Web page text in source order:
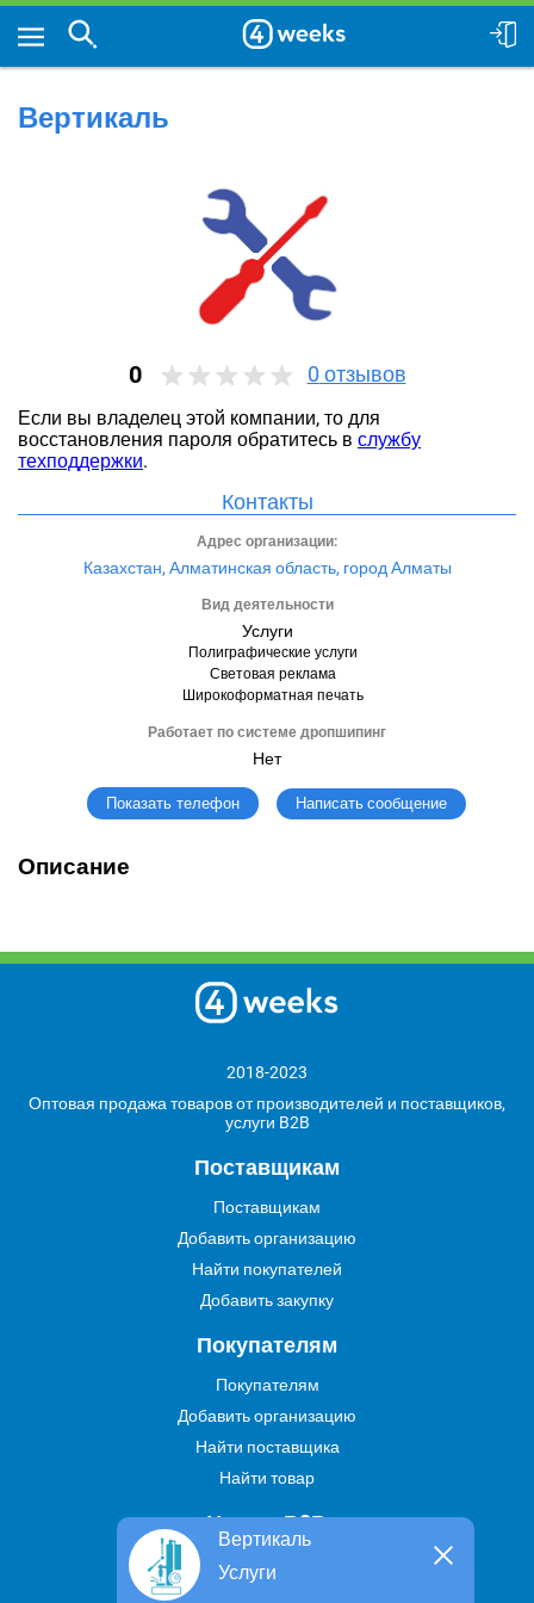
Вертикаль
0 0 отзывов
Если вы владелец этой компании, то для
восстановления пароля обратитесь в службу
техподдержки.
Контакты
Адрес организации:
Казахстан, Алматинская область, город Алматы
Вид деятельности
Услуги
Полиграфические услуги
Световая реклама
Широкоформатная печать
Работает по системе дропшипинг
Нет
Показать телефон Написать сообщение
Описание
Вертикаль
Услуги
2018-2023
Оптовая продажа товаров от производителей и поставщиков,
услуги B2B
Поставщикам
Поставщикам
Добавить организацию
Найти покупателей
Добавить закупку
Покупателям
Покупателям
Добавить организацию
Найти поставщика
Найти товар
Услуги В2В
Найти услугу
Предложить свою услугу